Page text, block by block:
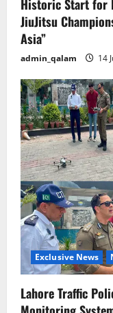
Historic Start for
JiuJitsu
Asia”
admin_qalam 14
Exclusive News
Lahore Traffic